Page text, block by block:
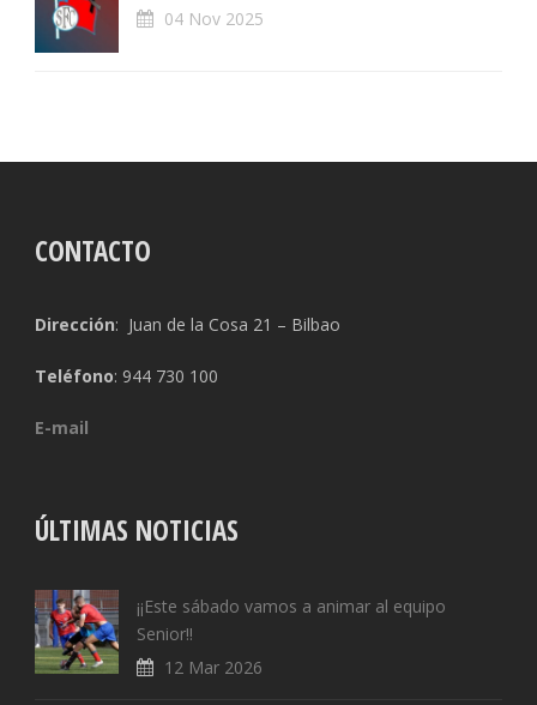
04 Nov 2025
CONTACTO
Dirección: Juan de la Cosa 21 – Bilbao
Teléfono: 944 730 100
E-mail
ÚLTIMAS NOTICIAS
¡¡Este sábado vamos a animar al equipo
Senior!!
12 Mar 2026